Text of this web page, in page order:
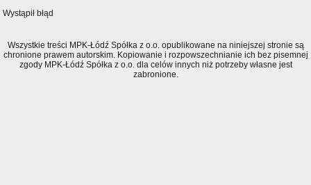
Wystąpił błąd
Wszystkie treści MPK-Łódź Spółka z o.o. opublikowane na niniejszej stronie są
chronione prawem autorskim. Kopiowanie i rozpowszechnianie ich bez pisemnej
zgody MPK-Łódź Spółka z o.o. dla celów innych niż potrzeby własne jest
zabronione.